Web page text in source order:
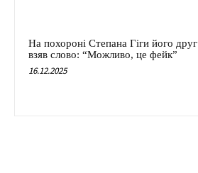
На похороні Степана Гіги його друг
взяв слово: “Можливо, це фейк”
16.12.2025